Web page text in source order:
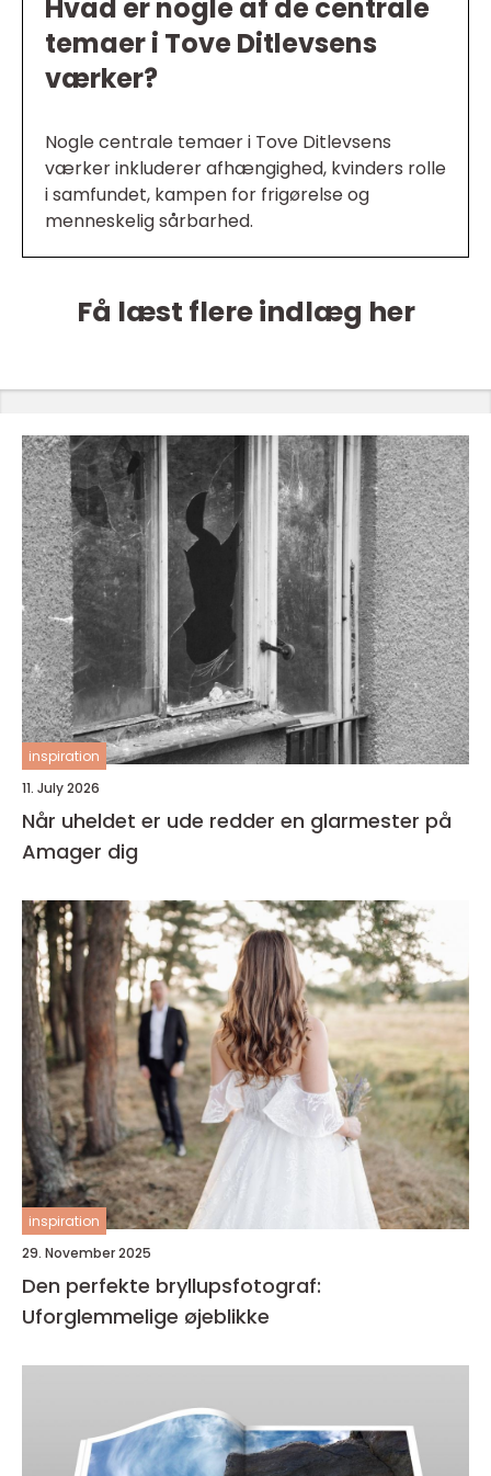
Hvad er nogle af de centrale
temaer i Tove Ditlevsens
værker?
Nogle centrale temaer i Tove Ditlevsens
værker inkluderer afhængighed, kvinders rolle
i samfundet, kampen for frigørelse og
menneskelig sårbarhed.
Få læst flere indlæg her
inspiration
11. July 2026
Når uheldet er ude redder en glarmester på
Amager dig
inspiration
29. November 2025
Den perfekte bryllupsfotograf:
Uforglemmelige øjeblikke